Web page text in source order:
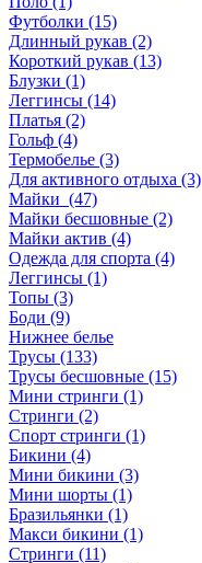
Футболки (15)
Длинный рукав (2)
Короткий рукав (13)
Блузки (1)
Леггинсы (14)
Платья (2)
Гольф (4)
Термобелье (3)
Для активного отдыха (3)
Майки (47)
Майки бесшовные (2)
Майки актив (4)
Одежда для спорта (4)
Леггинсы (1)
Топы (3)
Боди (9)
Нижнее белье
Трусы (133)
Трусы бесшовные (15)
Мини стринги (1)
Стринги (2)
Спорт стринги (1)
Бикини (4)
Мини бикини (3)
Мини шорты (1)
Бразильянки (1)
Макси бикини (1)
Стринги (11)